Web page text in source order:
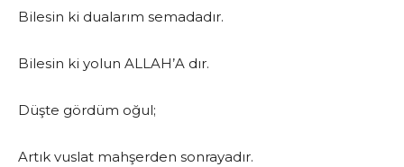
Bilesin ki dualarım semadadır.
Bilesin ki yolun ALLAH’A dır.
Düşte gördüm oğul;
Artık vuslat mahşerden sonrayadır.